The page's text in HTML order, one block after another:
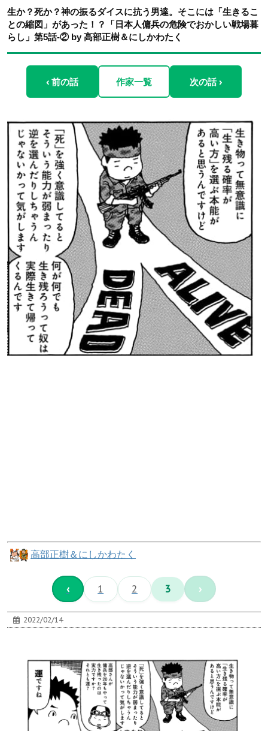
生か？死か？神の振るダイスに抗う男達。そこには「生きるこ
との縮図」があった！？「日本人傭兵の危険でおかしい戦場暮
らし」第5話-② by 高部正樹＆にしかわたく
‹ 前の話 作家一覧 次の話 ›
高部正樹＆にしかわたく
‹ 1 2 3 ›
2022/02/14